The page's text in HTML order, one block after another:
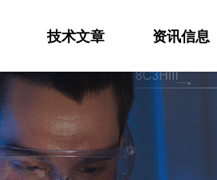
技术文章 资讯信息